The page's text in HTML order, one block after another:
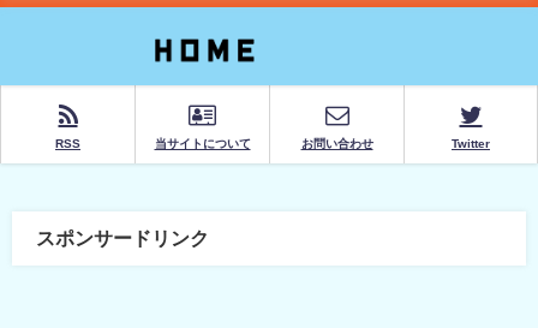
RSS 当サイトについて お問い合わせ Twitter
スポンサードリンク